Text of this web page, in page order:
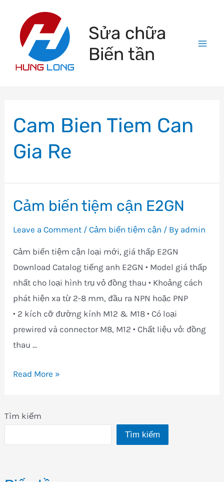
content
Sửa chữa
Biến tần
Tìm kiếm
Tìm kiếm
Cam Bien Tiem Can
Gia Re
Cảm biến tiệm cận E2GN
Leave a Comment /Cảm biến tiệm cận / By admin
Cảm biến tiệm cận loại mới, giá thấp E2GN
Download Catalog tiếng anh E2GN • Model giá thấp
nhất cho loại hình trụ vỏ đồng thau • Khoảng cách
phát hiện xa từ 2-8 mm, đầu ra NPN hoặc PNP
• 2 kích cỡ đường kính M12 & M18 • Có loại
prewired và connector M8, M12 • Chất liệu vỏ: đồng
thau …
Cảm
cận
Read More »